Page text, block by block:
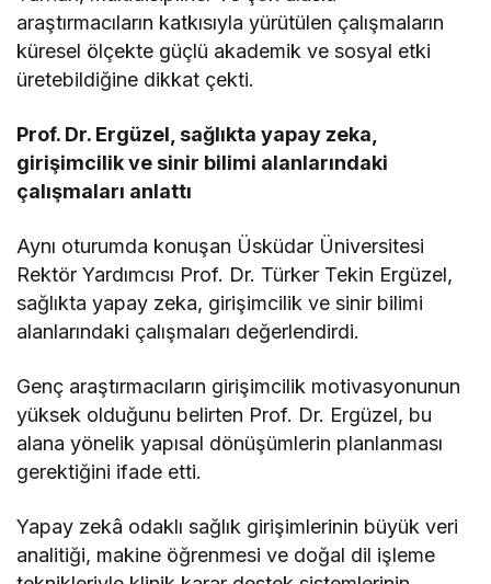
araştırmacıların katkısıyla yürütülen çalışmaların
küresel ölçekte güçlü akademik ve sosyal etki
üretebildiğine dikkat çekti.
Prof. Dr. Ergüzel, sağlıkta yapay zeka,
girişimcilik ve sinir bilimi alanlarındaki
çalışmaları anlattı
Aynı oturumda konuşan Üsküdar Üniversitesi
Rektör Yardımcısı Prof. Dr. Türker Tekin Ergüzel,
sağlıkta yapay zeka, girişimcilik ve sinir bilimi
alanlarındaki çalışmaları değerlendirdi.
Genç araştırmacıların girişimcilik motivasyonunun
yüksek olduğunu belirten Prof. Dr. Ergüzel, bu
alana yönelik yapısal dönüşümlerin planlanması
gerektiğini ifade etti.
Yapay zekâ odaklı sağlık girişimlerinin büyük veri
analitiği, makine öğrenmesi ve doğal dil işleme